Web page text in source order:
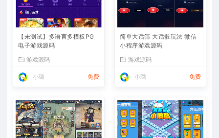
【未测试】多语言多模板PG
电子游戏源码
游戏源码
小璐 免费
简单大话筛 大话骰玩法 微信
小程序游戏源码
游戏源码
小璐 免费